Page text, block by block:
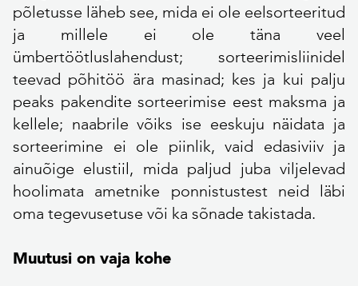
põletusse läheb see, mida ei ole eelsorteeritud
ja millele ei ole täna veel
ümbertöötluslahendust; sorteerimisliinidel
teevad põhitöö ära masinad; kes ja kui palju
peaks pakendite sorteerimise eest maksma ja
kellele; naabrile võiks ise eeskuju näidata ja
sorteerimine ei ole piinlik, vaid edasiviiv ja
ainuõige elustiil, mida paljud juba viljelevad
hoolimata ametnike ponnistustest neid läbi
oma tegevusetuse või ka sõnade takistada.
Muutusi on vaja kohe